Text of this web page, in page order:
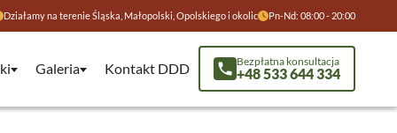
Działamy na terenie Śląska, Małopolski, Opolskiego i okolic Pn-Nd: 08:00 - 20:00
Galeria Kontakt DDD Bezpłatna konsultacja
+48 533 644 334